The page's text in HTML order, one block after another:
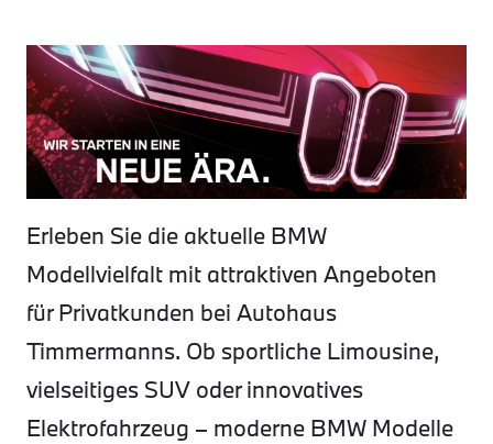
Erleben Sie die aktuelle BMW
Modellvielfalt mit attraktiven Angeboten
für Privatkunden bei Autohaus
Timmermanns. Ob sportliche Limousine,
vielseitiges SUV oder innovatives
Elektrofahrzeug – moderne BMW Modelle